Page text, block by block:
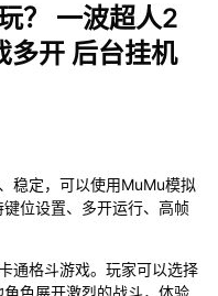
后台挂机 按键设置教程
？ 一波超人2
开 后台挂机
稳定，可以使用MuMu模拟
位设置、多开运行、高帧
通格斗游戏。玩家可以选择
色展开激烈的战斗，体验